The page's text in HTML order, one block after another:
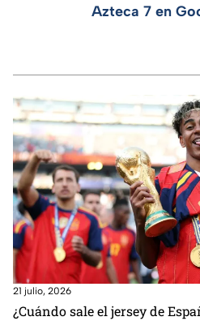
Azteca 7 en
21 julio, 2026
¿Cuándo sale el jersey de